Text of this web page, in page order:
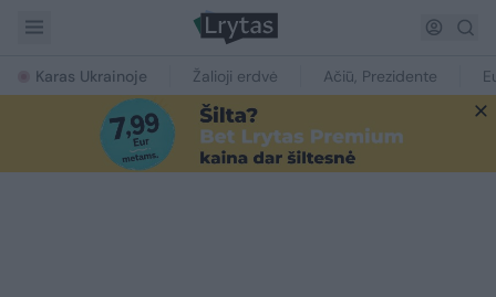
Karas Ukrainoje Žalioji erdvė Ačiū, Prezidente